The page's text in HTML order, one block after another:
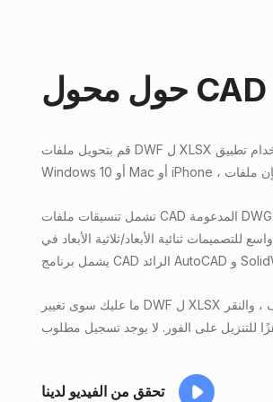
حول محول CAD
قم بتحويل ملفات DWF ل XLSX عبر الإنترنت باستخدام تطبيق CAD المجاني. سواء كنت على ملفات
تشمل تنسيقات ملفات CAD المدعومة DWG و DXF و IGES و STL. تستخدم DWG و DXF على نطاق
واسع للتصميمات ثنائية الأبعاد/ثلاثية الأبعاد في AutoCAD ، في حين أن STL ضروري للطباعة ثلاثية الأبعاد.
ما عليك سوى تغيير DWF ل XLSX عن طريق تحميل المستند الخاص بك ، واختيار تنسيق الهدف ، والنقر
تحقق من الفيديو لدينا